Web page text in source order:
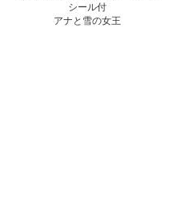
シール付
アナと雪の女王